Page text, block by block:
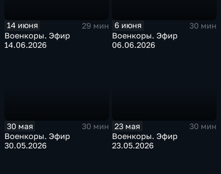
14 июня
29 мин
Военкоры. Эфир
14.06.2026
6 июня
30 мин
Военкоры. Эфир
06.06.2026
30 мая
30 мин
Военкоры. Эфир
30.05.2026
23 мая
30 мин
Военкоры. Эфир
23.05.2026